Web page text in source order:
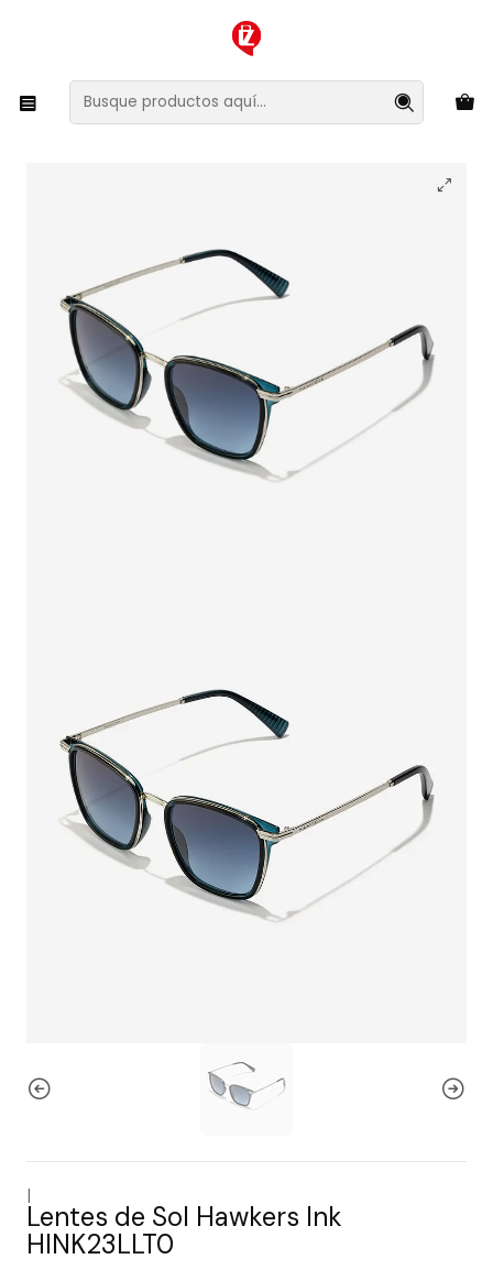
XMAS SALE ¡Compra antes de que la oferta termine!
Lentes y Accesorios Lentes de Sol
Lentes de Sol Hawkers Ink HINK23LLT0
|
Lentes de Sol Hawkers Ink
HINK23LLT0